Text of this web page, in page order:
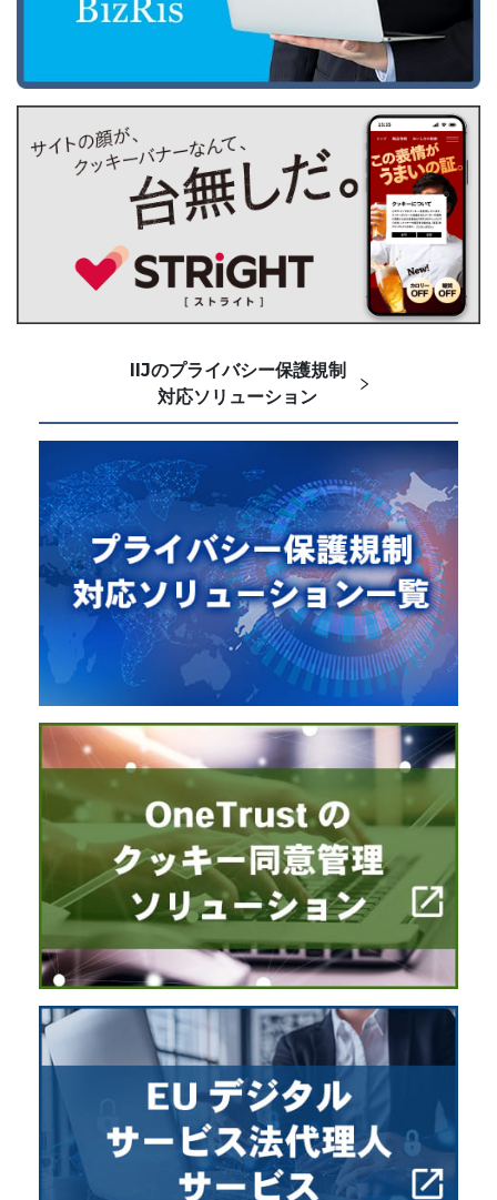
IIJのプライバシー保護規制
対応ソリューション